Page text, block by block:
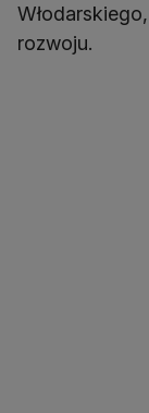
rozwoju.